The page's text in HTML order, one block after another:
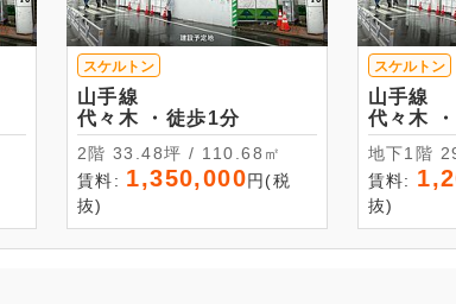
スケルトン
山手線
代々木 ・徒歩1分
2階 33.48坪 / 110.68㎡
賃料: 1,350,000円(税
抜)
スケルトン
山手線
賃料:
抜)